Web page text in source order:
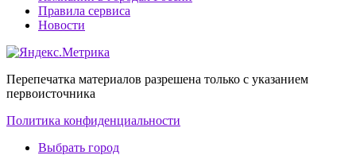
Правила сервиса
Новости
Перепечатка материалов разрешена только с указанием
первоисточника
Политика конфиденциальности
Выбрать город